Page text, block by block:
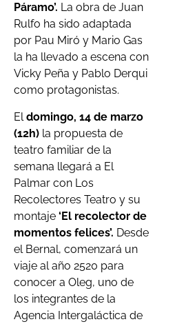
Páramo’. La obra de Juan
Rulfo ha sido adaptada
por Pau Miró y Mario Gas
la ha llevado a escena con
Vicky Peña y Pablo Derqui
como protagonistas.
Eldomingo, 14 de marzo
(12h) la propuesta de
teatro familiar de la
semana llegará a El
Palmar con Los
Recolectores Teatro y su
montaje ‘El recolector de
momentos felices’. Desde
el Bernal, comenzará un
viaje al año 2520 para
conocer a Oleg, uno de
los integrantes de la
Agencia Intergaláctica de